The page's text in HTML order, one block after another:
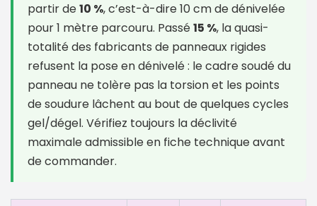
partir de10 %, c’est-à-dire 10 cm de dénivelée
pour 1 mètre parcouru. Passé15 %, la quasi-
totalité des fabricants de panneaux rigides
refusent la pose en dénivelé : le cadre soudé du
panneau ne tolère pas la torsion et les points
de soudure lâchent au bout de quelques cycles
gel/dégel. Vérifiez toujours la déclivité
maximale admissible en fiche technique avant
de commander.